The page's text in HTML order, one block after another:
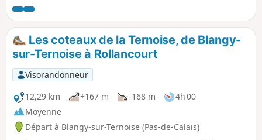
Les coteaux de la Ternoise, de Blangy-
sur-Ternoise à Rollancourt
Visorandonneur
12,29 km
+167 m -168 m
4h 00
Moyenne
Départ à Blangy-sur-Ternoise (Pas-de-Calais)